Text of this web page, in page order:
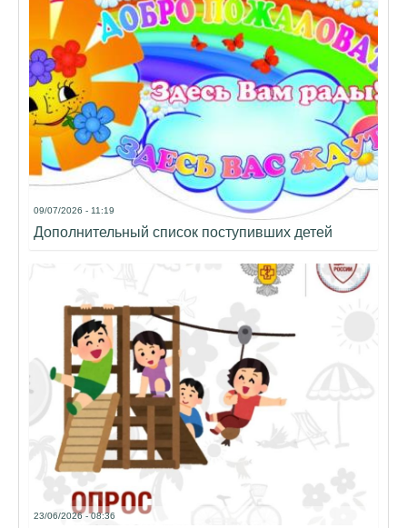
09/07/2026 - 11:19
Дополнительный список поступивших детей
23/06/2026 - 08:36